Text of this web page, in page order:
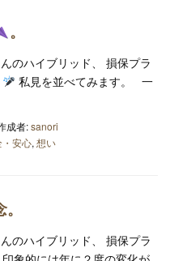
。
のハイブリッド、 損保プラ
私見を並べてみます。 一
成者:sanori
・安心, 想い
のハイブリッド、 損保プラ